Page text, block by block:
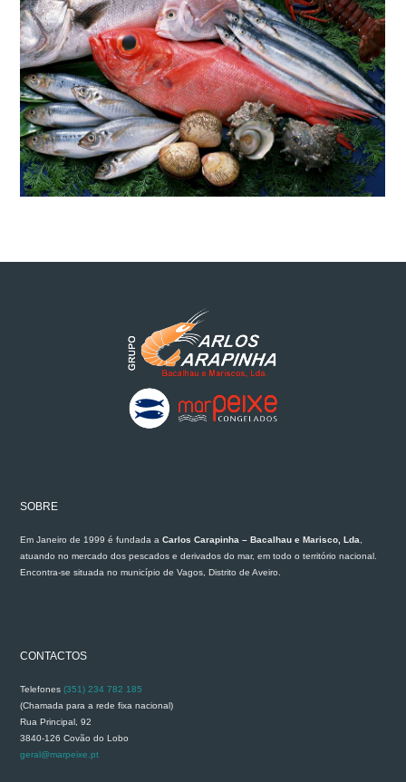
SOBRE
Em Janeiro de 1999 é fundada aCarlos Carapinha – Bacalhau e Marisco, Lda
atuando no mercado dos pescados e derivados do mar, em todo o território nacional.
Encontra-se situada no município de Vagos, Distrito de Aveiro.
CONTACTOS
Telefones(351) 234 782 185
(Chamada para a rede fixa nacional)
Rua Principal, 92
3840-126 Covão do Lobo
geral@marpeixe.pt